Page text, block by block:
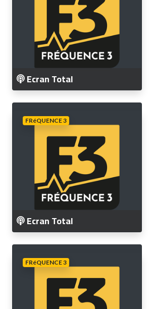
Ecran Total
FRéQUENCE 3
Ecran Total
FRéQUENCE 3